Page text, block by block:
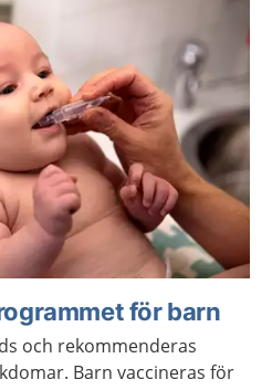
för barn
och rekommenderas
Barn vaccineras för